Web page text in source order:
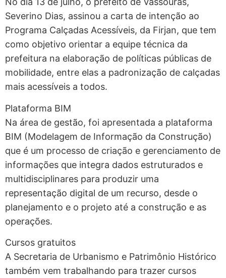
Severino Dias, assinou a carta de intenção ao
Programa Calçadas Acessíveis, da Firjan, que tem
como objetivo orientar a equipe técnica da
prefeitura na elaboração de políticas públicas de
mobilidade, entre elas a padronização de calçadas
mais acessíveis a todos.
Plataforma BIM
Na área de gestão, foi apresentada a plataforma
BIM (Modelagem de Informação da Construção)
que é um processo de criação e gerenciamento de
informações que integra dados estruturados e
multidisciplinares para produzir uma
representação digital de um recurso, desde o
planejamento e o projeto até a construção e as
operações.
Cursos gratuitos
A Secretaria de Urbanismo e Patrimônio Histórico
também vem trabalhando para trazer cursos